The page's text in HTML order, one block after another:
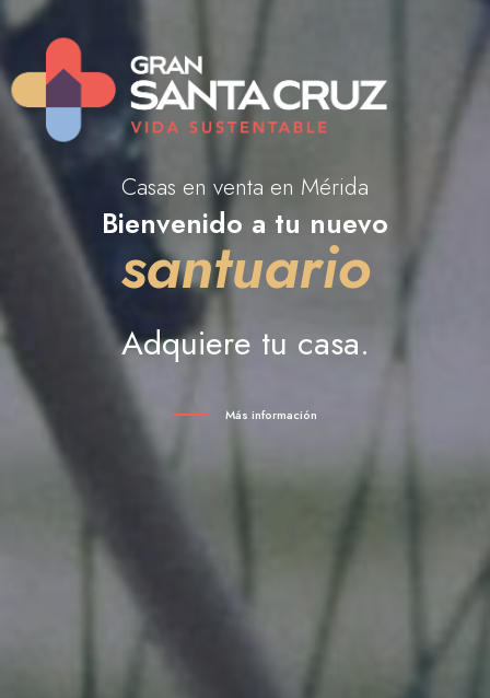
Casas en venta en Mérida
Bienvenido a tu nuevo
santuario
Adquiere tu casa.
Más información